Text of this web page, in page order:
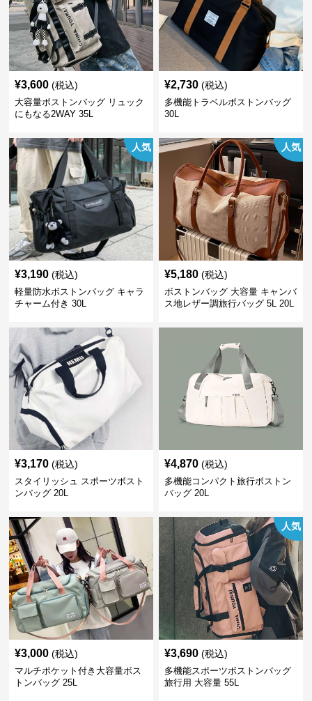
¥3,600 (税込)
大容量ボストンバッグ リュック
にもなる2WAY 35L
¥2,730 (税込)
多機能トラベルボストンバッグ
30L
人気
¥3,190 (税込)
軽量防水ボストンバッグ キャラ
チャーム付き 30L
人気
¥5,180 (税込)
ボストンバッグ 大容量 キャンバ
ス地レザー調旅行バッグ 5L 20L
¥3,170 (税込)
スタイリッシュ スポーツボスト
ンバッグ 20L
¥4,870 (税込)
多機能コンパクト旅行ボストン
バッグ 20L
¥3,000 (税込)
マルチポケット付き大容量ボス
トンバッグ 25L
人気
¥3,690 (税込)
多機能スポーツボストンバッグ
旅行用 大容量 55L